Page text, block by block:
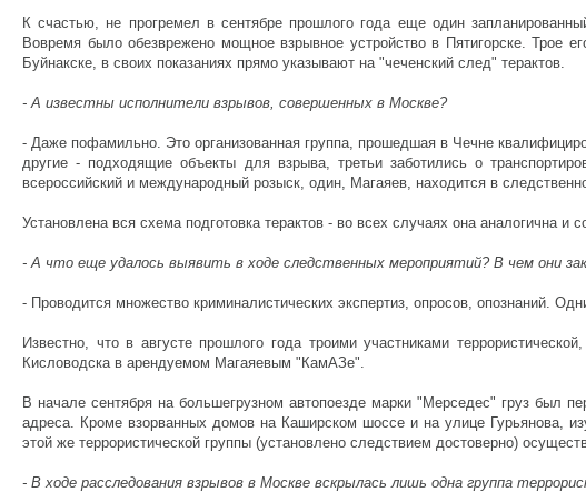
К счастью, не прогремел в сентябре прошлого года еще один
Вовремя было обезврежено мощное взрывное устройство в Пятигорске. Трое
Буйнакске, в своих показаниях прямо указывают на "чеченский след" терактов.
- А известны исполнители взрывов, совершенных в Москве?
- Даже пофамильно. Это организованная группа, прошедшая в Чечне
другие - подходящие объекты для взрыва, третьи заботились о
всероссийский и международный розыск, один, Магаяев, находится в
Установлена вся схема подготовка терактов - во всех случаях она аналогична и
- А что еще удалось выявить в ходе следственных мероприятий? В чем они
- Проводится множество криминалистических экспертиз, опросов, опознаний.
Известно, что в августе прошлого года троими участниками
Кисловодска в арендуемом Магаяевым "КамАЗе".
В начале сентября на большегрузном автопоезде марки "Мерседес" груз был
адреса. Кроме взорванных домов на Каширском шоссе и на улице Гурьянова,
этой же террористической группы (установлено следствием достоверно)
- В ходе расследования взрывов в Москве вскрылась лишь одна группа